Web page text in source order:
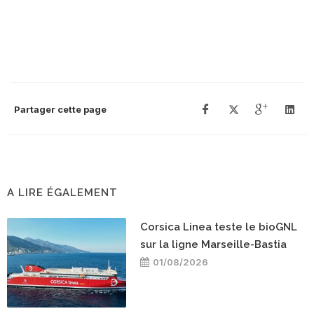
Partager cette page
A LIRE ÉGALEMENT
Corsica Linea teste le bioGNL
sur la ligne Marseille-Bastia
01/08/2026